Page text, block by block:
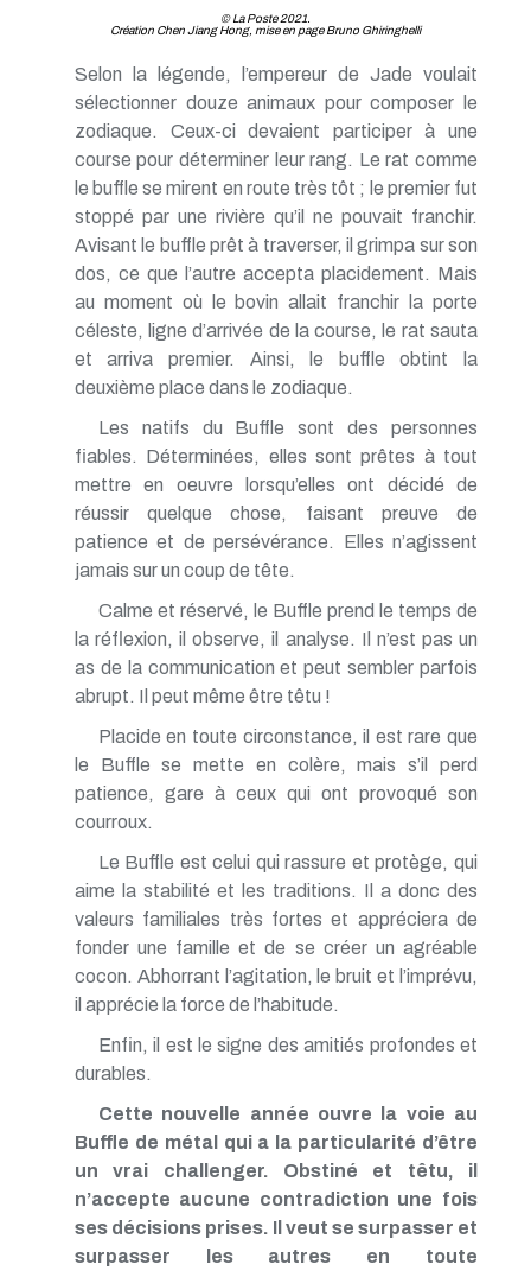
TP - Avril 2018
TP - Février 2018
TP - Janvier 2018
© La Poste 2021.
Création Chen Jiang Hong, mise en page Bruno Ghiringhelli
Selon la légende, l’empereur de Jade voulait
sélectionner douze animaux pour composer le
zodiaque. Ceux-ci devaient participer à une
course pour déterminer leur rang. Le rat comme
le buffle se mirent en route très tôt ; le premier fut
stoppé par une rivière qu’il ne pouvait franchir.
Avisant le buffle prêt à traverser, il grimpa sur son
dos, ce que l’autre accepta placidement. Mais
au moment où le bovin allait franchir la porte
céleste, ligne d’arrivée de la course, le rat sauta
et arriva premier. Ainsi, le buffle obtint la
deuxième place dans le zodiaque.
Les natifs du Buffle sont des personnes
fiables. Déterminées, elles sont prêtes à tout
mettre en oeuvre lorsqu’elles ont décidé de
réussir quelque chose, faisant preuve de
patience et de persévérance. Elles n’agissent
jamais sur un coup de tête.
Calme et réservé, le Buffle prend le temps de
la réflexion, il observe, il analyse. Il n’est pas un
as de la communication et peut sembler parfois
abrupt. Il peut même être têtu !
Placide en toute circonstance, il est rare que
le Buffle se mette en colère, mais s’il perd
patience, gare à ceux qui ont provoqué son
courroux.
Le Buffle est celui qui rassure et protège, qui
aime la stabilité et les traditions. Il a donc des
valeurs familiales très fortes et appréciera de
fonder une famille et de se créer un agréable
cocon. Abhorrant l’agitation, le bruit et l’imprévu,
il apprécie la force de l’habitude.
Enfin, il est le signe des amitiés profondes et
durables.
Cette nouvelle année ouvre la voie au
Buffle de métal qui a la particularité d’être
un vrai challenger. Obstiné et têtu, il
n’accepte aucune contradiction une fois
ses décisions prises. Il veut se surpasser et
surpasser les autres en toute